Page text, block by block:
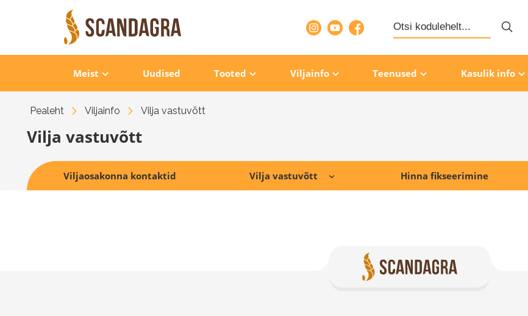
Search
for:
Meist Uudised Tooted Viljainfo Teenused Kasulik info
Pealeht Viljainfo Vilja vastuvõtt
Vilja vastuvõtt
Viljaosakonna kontaktid Vilja vastuvõtt Hinna fikseerimine